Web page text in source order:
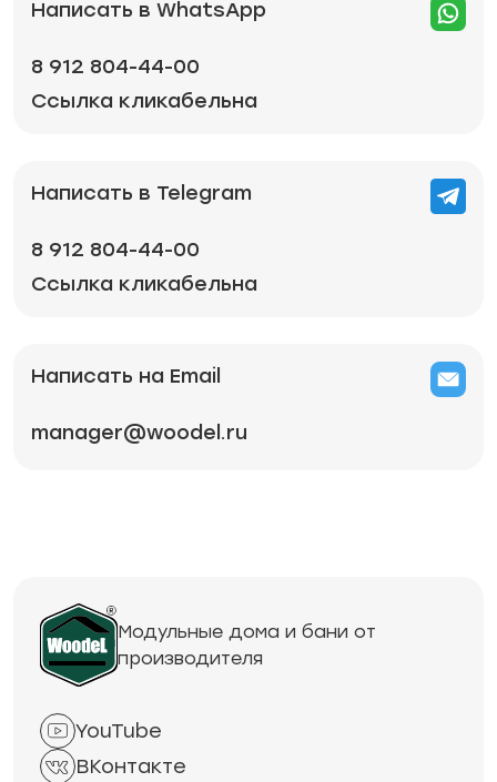
Написать в WhatsApp
8 912 804-44-00
Ссылка кликабельна
Написать в Telegram
8 912 804-44-00
Ссылка кликабельна
Написать на Email
manager@woodel.ru
Модульные дома и бани от
производителя
YouTube
ВКонтакте